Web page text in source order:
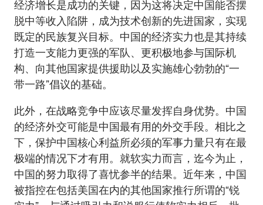
经济增长是成功的关键，因为这将决定中国能否摆
脱中等收入陷阱，成为技术创新的先进国家，实现
既定的民族复兴目标。中国的经济实力也是其持续
打造一支能力更强的军队、更积极地参与国际机
构、向其他国家提供援助以及实施雄心勃勃的“一
带一路”倡议的基础。
此外，在战略竞争中应该尽量发挥自身优势。中国
的经济外交可能是中国最有用的外交手段。相比之
下，保护中国核心利益所必须的军事力量只有在最
极端的情况下才有用。就软实力而言，迄今为止，
中国的努力取得了喜忧参半的结果。近年来，中国
被指控在包括美国在内的其他国家推行所谓的“锐